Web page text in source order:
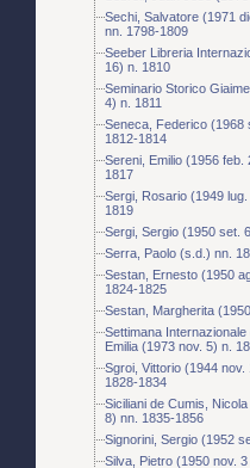
Sechi, Salvatore (1971
nn. 1798-1809
Seeber Libreria
16) n. 1810
Seminario Storico
4) n. 1811
Seneca, Federico (1968
1812-1814
Sereni, Emilio (1956
1817
Sergi, Rosario (1949
1819
Sergi, Sergio (1950 set.
Serra, Paolo (s.d.) nn.
Sestan, Ernesto (1950
1824-1825
Sestan, Margherita
Settimana
Emilia (1973 nov. 5) n.
Sgroi, Vittorio (1944
1828-1834
Siciliani de Cumis,
8) nn. 1835-1856
Signorini, Sergio (1952
Silva, Pietro (1950 nov.